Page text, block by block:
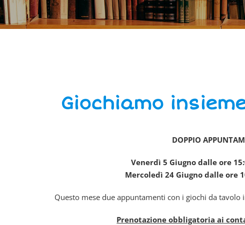
Giochiamo
DOPPIO
Venerdì 5 Giugno dalle ore
Mercoledì 24 Giugno dalle ore
Questo mese due appuntamenti con i giochi da
Prenotazione obbligatoria ai